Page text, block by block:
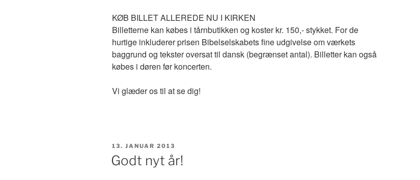
KØB BILLET ALLEREDE NU I KIRKEN
Billetterne kan købes i tårnbutikken og koster kr. 150,- stykket. For de
hurtige inkluderer prisen Bibelselskabets fine udgivelse om værkets
baggrund og tekster oversat til dansk (begrænset antal). Billetter kan også
købes i døren før koncerten.
Vi glæder os til at se dig!
UDGIVET
DEN
13. JANUAR 2013
Godt nyt år!